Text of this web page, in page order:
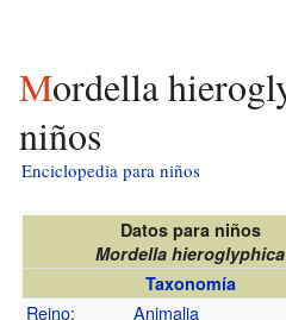
Mordella hieroglyphica para
niños
Enciclopedia para niños
Datos para niños
Mordella hieroglyphica
Taxonomía
Reino:
Animalia